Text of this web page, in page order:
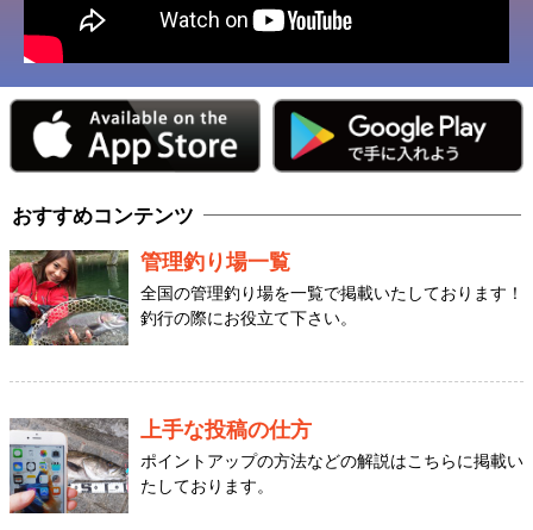
おすすめコンテンツ
管理釣り場一覧
全国の管理釣り場を一覧で掲載いたしております！
釣行の際にお役立て下さい。
上手な投稿の仕方
ポイントアップの方法などの解説はこちらに掲載い
たしております。